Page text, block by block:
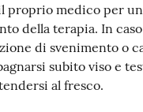
proprio medico per
della terapia. In
di svenimento o
subito viso e
al fresco.